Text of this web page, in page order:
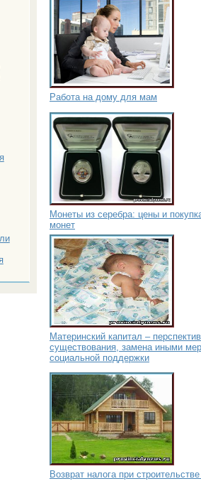
Работа на дому для мам
Монеты из серебра: цены и
монет
Материнский капитал –
существования, замена иными
социальной поддержки
Возврат налога при